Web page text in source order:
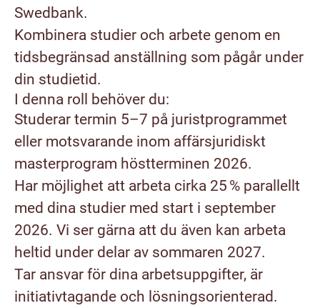
Swedbank.
Kombinera studier och arbete genom en
tidsbegränsad anställning som pågår under
din studietid.
I denna roll behöver du:
Studerar termin 5–7 på juristprogrammet
eller motsvarande inom affärsjuridiskt
masterprogram höstterminen 2026.
Har möjlighet att arbeta cirka 25 % parallellt
med dina studier med start i september
2026. Vi ser gärna att du även kan arbeta
heltid under delar av sommaren 2027.
Tar ansvar för dina arbetsuppgifter, är
initiativtagande och lösningsorienterad.